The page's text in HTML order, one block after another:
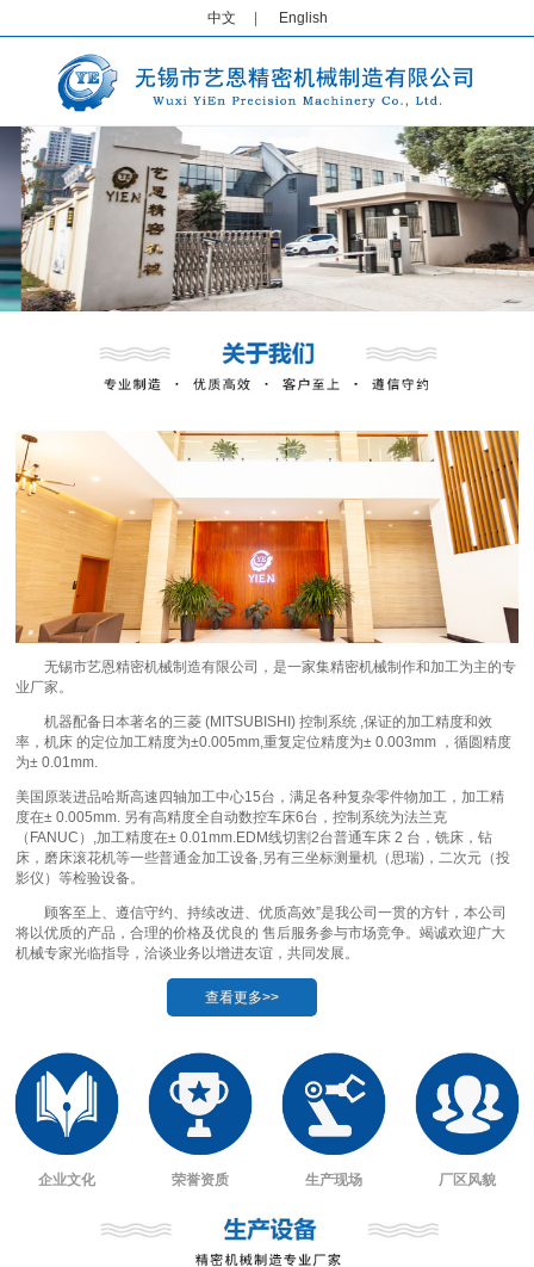
中文 English
2
无锡市艺恩精密机械制造有限公司，是一家集精密机械制作和加工为主的专
业厂家。
机器配备日本著名的三菱 (MITSUBISHI) 控制系统 ,保证的加工精度和效
率，机床 的定位加工精度为±0.005mm,重复定位精度为± 0.003mm ，循圆精度
为± 0.01mm.
美国原装进品哈斯高速四轴加工中心15台，满足各种复杂零件物加工，加工精
度在± 0.005mm. 另有高精度全自动数控车床6台，控制系统为法兰克
（FANUC）,加工精度在± 0.01mm.EDM线切割2台普通车床 2 台，铣床，钻
床，磨床滚花机等一些普通金加工设备,另有三坐标测量机（思瑞)，二次元（投
影仪）等检验设备。
顾客至上、遵信守约、持续改进、优质高效”是我公司一贯的方针，本公司
将以优质的产品，合理的价格及优良的 售后服务参与市场竞争。竭诚欢迎广大
机械专家光临指导，洽谈业务以增进友谊，共同发展。
查看更多>>
企业文化 荣誉资质 生产现场 厂区风貌